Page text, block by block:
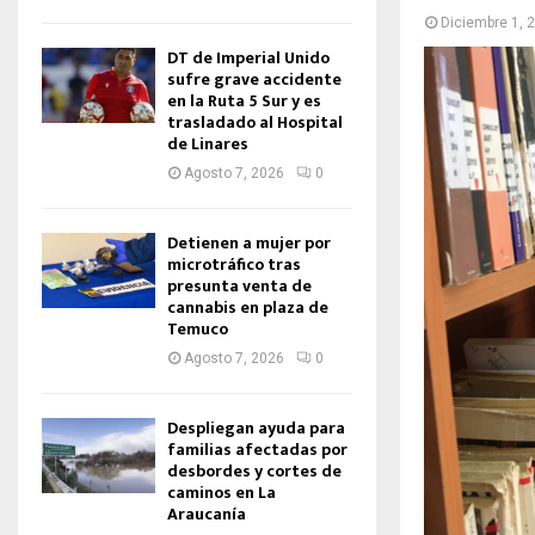
Diciembre 1,
DT de Imperial Unido
sufre grave accidente
en la Ruta 5 Sur y es
trasladado al Hospital
de Linares
Agosto 7, 2026 0
Detienen a mujer por
microtráfico tras
presunta venta de
cannabis en plaza de
Temuco
Agosto 7, 2026 0
Despliegan ayuda para
familias afectadas por
desbordes y cortes de
caminos en La
Araucanía